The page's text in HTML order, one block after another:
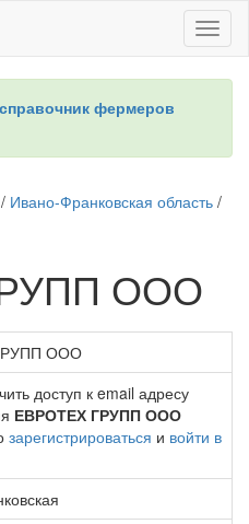
фермеров
/ Ивано-Франковская область /
ООО
ООО
доступ к email адресу
ЕВРОТЕХ ГРУПП ООО
зарегистрироваться и войти в